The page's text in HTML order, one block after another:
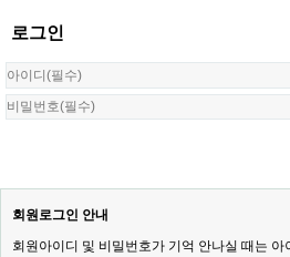
로그인
회원로그인 안내
회원아이디 및 비밀번호가 기억 안나실 때는 아